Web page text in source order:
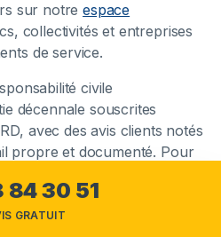
sur notreespace
collectivités et entreprises
de service.
civile
décennale souscrites
avec des avis clients notés
propre et documenté. Pour
réalisée sur vos
responsabilité de prestataire
84 30 51
GRATUIT